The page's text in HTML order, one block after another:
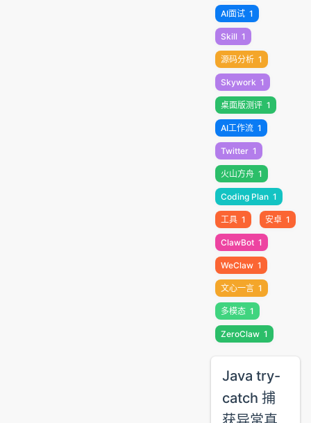
AI面试 1
Skill 1
源码分析 1
Skywork 1
桌面版测评 1
AI工作流 1
Twitter 1
火山方舟 1
Coding Plan 1
工具 1 安卓 1
ClawBot 1
WeClaw 1
文心一言 1
多模态 1
ZeroClaw 1
Java try-
catch 捕